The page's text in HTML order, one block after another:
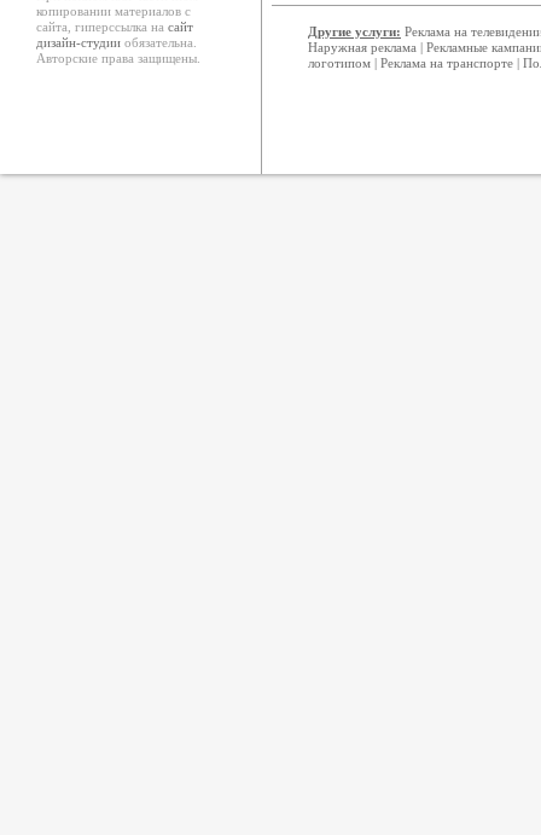
копировании материалов с
сайта, гиперссылка на сайт
дизайн-студии обязательна.
Авторские права защищены.
Другие услуги: Реклама на
Наружная реклама | Рекламные
логотипом | Реклама на транспорте |